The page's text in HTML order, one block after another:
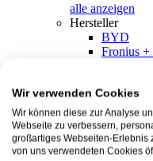
alle anzeigen
Hersteller
BYD
Fronius
SMA +
EcoFlow
EcoFlow
Wir verwenden Cookies
Wir können diese zur Analyse
Webseite zu verbessern,
großartiges Webseiten-Erlebnis
von uns verwendeten Cookies